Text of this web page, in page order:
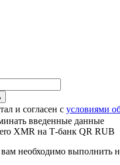
и согласен с условиями
введенные данные
XMR на Т-банк QR RUB
необходимо выполнить